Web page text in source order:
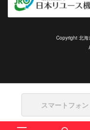
Copyright 北海
スマートフォン